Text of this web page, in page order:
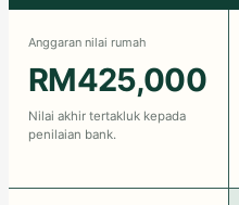
Anggaran nilai rumah
RM425,000
Nilai akhir tertakluk kepada
penilaian bank.